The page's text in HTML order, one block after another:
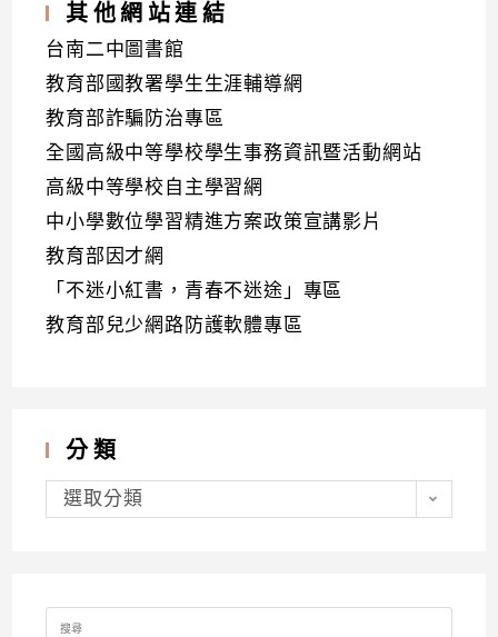
其他網站連結
台南二中圖書館
教育部國教署學生生涯輔導網
教育部詐騙防治專區
全國高級中等學校學生事務資訊暨活動網站
高級中等學校自主學習網
中小學數位學習精進方案政策宣講影片
教育部因才網
「不迷小紅書，青春不迷途」專區
教育部兒少網路防護軟體專區
分類
分
類選取分類
Search
for: